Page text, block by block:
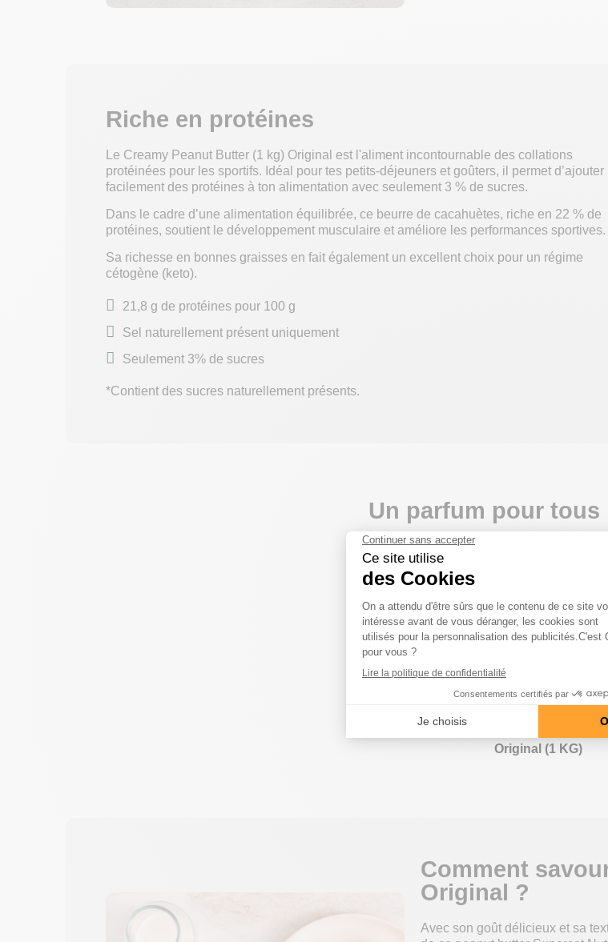
Riche en protéines
Le Creamy Peanut Butter (1 kg) Original est l'aliment incontournable des collations
protéinées pour les sportifs. Idéal pour tes petits-déjeuners et goûters, il permet d’ajouter
facilement des protéines à ton alimentation avec seulement 3 % de sucres.
Dans le cadre d’une alimentation équilibrée, ce beurre de cacahuètes, riche en 22 % de
protéines, soutient le développement musculaire et améliore les performances sportives.
Sa richesse en bonnes graisses en fait également un excellent choix pour un régime
cétogène (keto).
21,8 g de protéines pour 100 g
Sel naturellement présent uniquement
Seulement 3% de sucres
*Contient des sucres naturellement présents.
Un parfum pour tous
Original (1 KG)
Comment
Original ?
Avec son goût délicieux et sa